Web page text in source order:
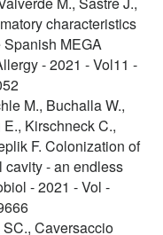
characteristics
Spanish MEGA
- 2021 - Vol11 -
M., Buchalla W.,
Kirschneck C.,
F. Colonization of
cavity - an endless
- 2021 - Vol -
Caversaccio